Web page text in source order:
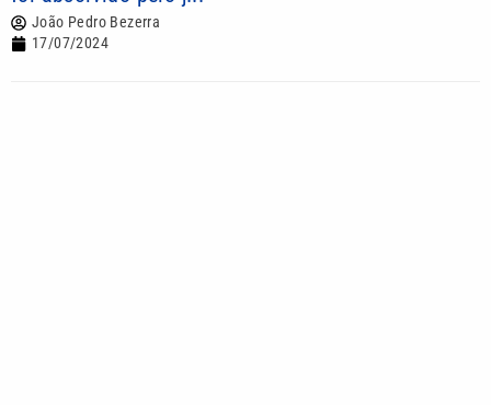
João Pedro Bezerra
17/07/2024